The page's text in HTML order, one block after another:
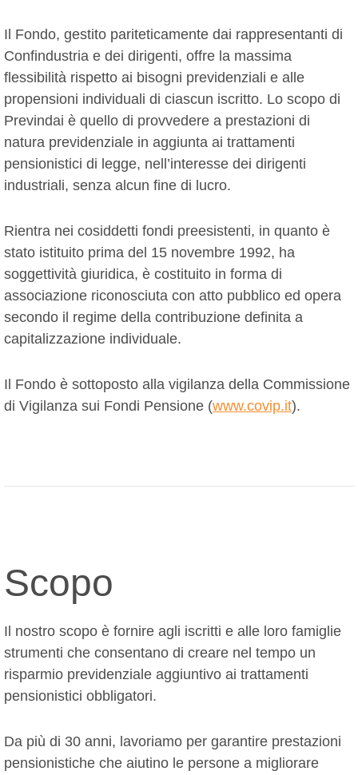
Il Fondo, gestito pariteticamente dai rappresentanti di
Confindustria e dei dirigenti, offre la massima
flessibilità rispetto ai bisogni previdenziali e alle
propensioni individuali di ciascun iscritto. Lo scopo di
Previndai è quello di provvedere a prestazioni di
natura previdenziale in aggiunta ai trattamenti
pensionistici di legge, nell’interesse dei dirigenti
industriali, senza alcun fine di lucro.
Rientra nei cosiddetti fondi preesistenti, in quanto è
stato istituito prima del 15 novembre 1992, ha
soggettività giuridica, è costituito in forma di
associazione riconosciuta con atto pubblico ed opera
secondo il regime della contribuzione definita a
capitalizzazione individuale.
Il Fondo è sottoposto alla vigilanza della Commissione
di Vigilanza sui Fondi Pensione (www.covip.it).
Scopo
Il nostro scopo è fornire agli iscritti e alle loro famiglie
strumenti che consentano di creare nel tempo un
risparmio previdenziale aggiuntivo ai trattamenti
pensionistici obbligatori.
Da più di 30 anni, lavoriamo per garantire prestazioni
pensionistiche che aiutino le persone a migliorare